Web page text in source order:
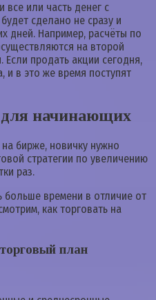
или часть денег с
сделано не сразу и
дней. Например, расчёты по
на второй
продать акции сегодня,
и в это же время поступят
начинающих
бирже, новичку нужно
стратегии по увеличению
раз.
больше времени в отличие от
как торговать на
план